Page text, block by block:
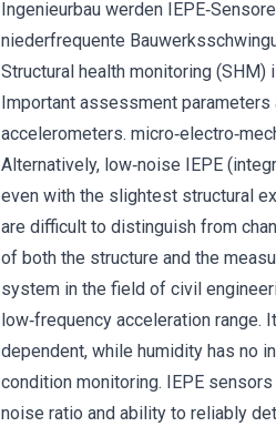
Ingenieurbau werden
niederfrequente
Structural health monitoring
Important assessment
accelerometers.
Alternatively, low‐noise IEPE
even with the slightest structural
are difficult to distinguish from
of both the structure and the
system in the field of civil
low‐frequency acceleration range.
dependent, while humidity has no
condition monitoring. IEPE
noise ratio and ability to reliably